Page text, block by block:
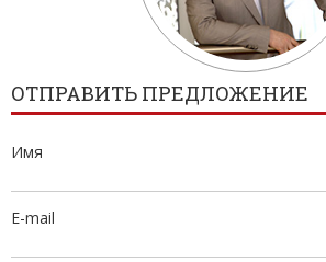
ОТПРАВИТЬ ПРЕДЛОЖЕНИЕ
Имя
E-mail